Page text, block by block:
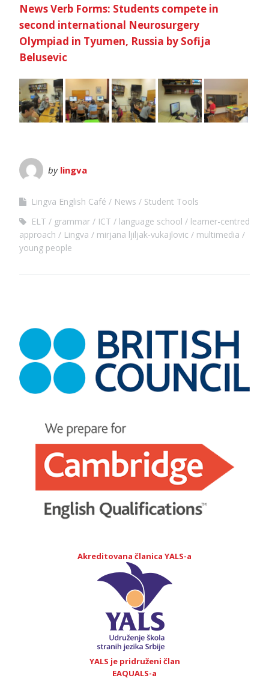
News Verb Forms: Students compete in
second international Neurosurgery
Olympiad in Tyumen, Russia by Sofija
Belusevic
by lingva
Lingva English Café News
Student Tools
ELT
grammar ICT language school
learner-centred
approach
Lingva mirjana ljiljak-vukajlovic
multimedia
young people
Akreditovana članica YALS-a
YALS je pridruženi član
EAQUALS-a